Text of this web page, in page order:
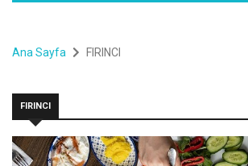
Ana Sayfa FIRINCI
FIRINCI